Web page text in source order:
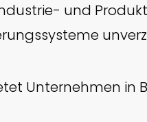
und
Unternehmen in